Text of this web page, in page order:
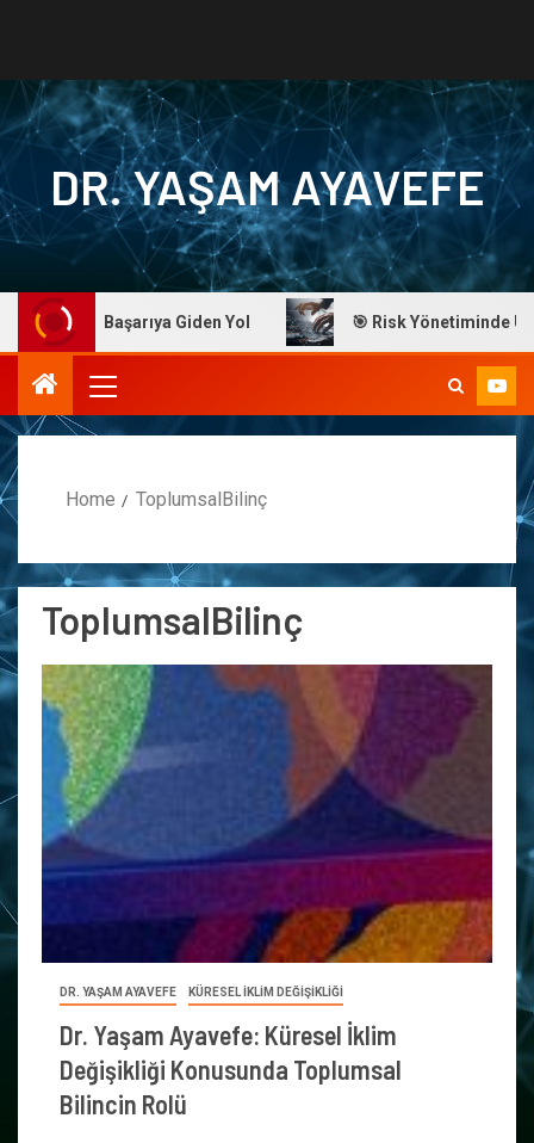
DR. YAŞAM AYAVEFE
Başarıya Giden Yol 🎯 Risk Yönetiminde
Home ToplumsalBilinç
ToplumsalBilinç
DR. YAŞAM AYAVEFE KÜRESEL İKLİM DEĞİŞİKLİĞİ
Dr. Yaşam Ayavefe: Küresel İklim
Değişikliği Konusunda Toplumsal
Bilincin Rolü